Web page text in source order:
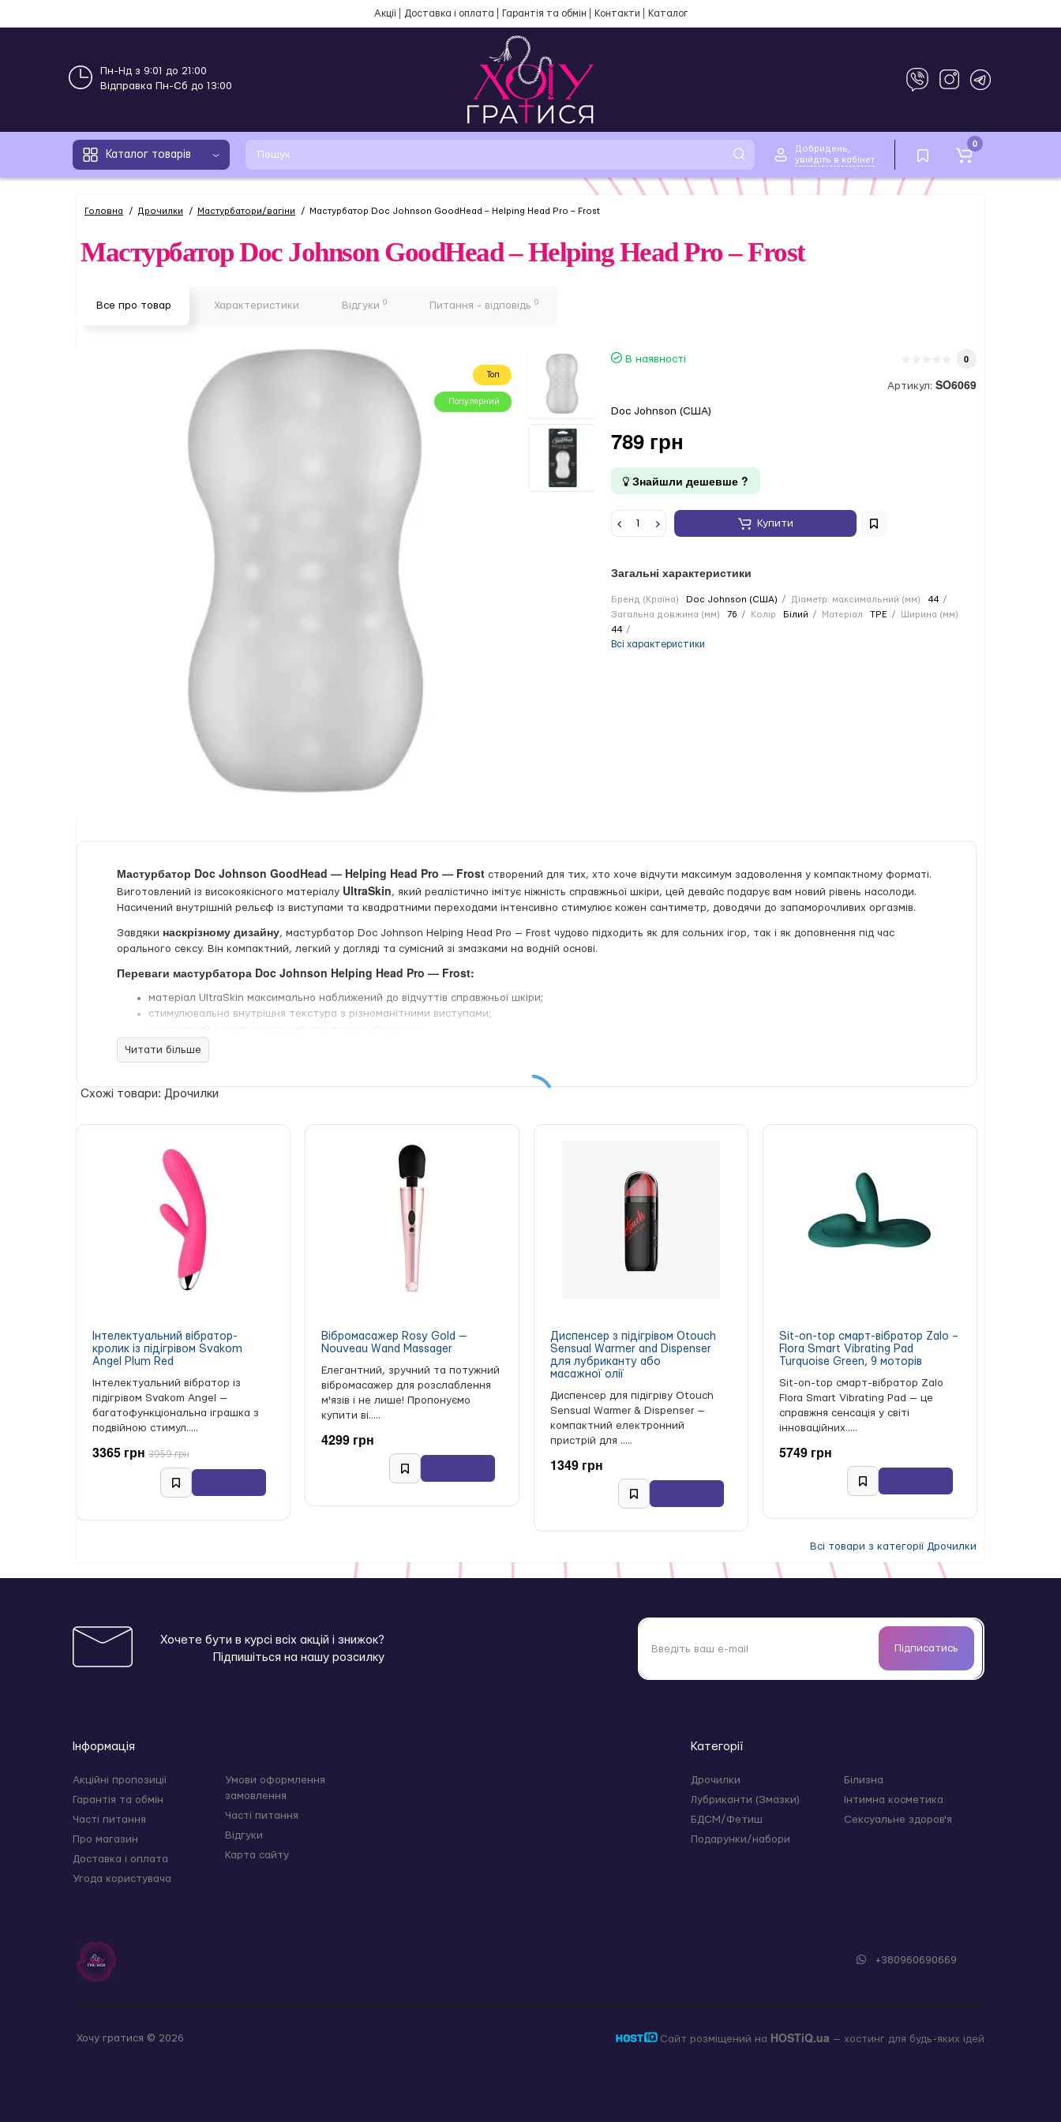
Акції Доставка і оплата Гарантія та обмін Контакти Каталог
Пн-Нд з 9:01 до 21:00
Відправка Пн-Сб до 13:00
Каталог товарів
Добридень,
увійдіть в кабінет
0
Головна Дрочилки Мастурбатори/вагіни Мастурбатор Doc Johnson GoodHead – Helping Head Pro – Frost
Мастурбатор Doc Johnson GoodHead – Helping Head Pro – Frost
Все про товар Характеристики Відгуки 0 Питання - відповідь 0
Топ
Популярний
В наявності 0
Артикул: SO6069
Doc Johnson (США)
789 грн
Знайшли дешевше ?
Купити
Загальні характеристики
Бренд (Країна) Doc Johnson (США) Діаметр: максимальний (мм)
44
Загальна довжина (мм)
76 Колір Білий Матеріал TPE
Ширина (мм)
44
Всі характеристики
Мастурбатор Doc Johnson GoodHead — Helping Head Pro — Frost створений для тих, хто хоче відчути максимум задоволення у компактному форматі.
Виготовлений із високоякісного матеріалу UltraSkin, який реалістично імітує ніжність справжньої шкіри, цей девайс подарує вам новий рівень насолоди.
Насичений внутрішній рельєф із виступами та квадратними переходами інтенсивно стимулює кожен сантиметр, доводячи до запаморочливих оргазмів.
Завдяки наскрізному дизайну, мастурбатор Doc Johnson Helping Head Pro — Frost чудово підходить як для сольних ігор, так і як доповнення під час
орального сексу. Він компактний, легкий у догляді та сумісний зі змазками на водній основі.
Переваги мастурбатора Doc Johnson Helping Head Pro — Frost:
матеріал UltraSkin максимально наближений до відчуттів справжньої шкіри;
стимулювальна внутрішня текстура з різноманітними виступами;
зручний для використання наодинці та у парних іграх;
наскрізний дизайн для легкого догляду.
Характеристики:
діаметр: 4,4 см.
Не відмовляйте собі в інтенсивній стимуляції та яскравих оргазмах — купіть мастурбатор Doc Johnson GoodHead Helping Head Pro — Frostу магазині
Хочу Гратися вже сьогодні.
Читати більше
Схожі товари: Дрочилки
Інтелектуальний вібратор-
кролик із підігрівом Svakom
Angel Plum Red
Інтелектуальний вібратор із
підігрівом Svakom Angel —
багатофункціональна іграшка з
подвійною стимул.....
3365 грн 3959 грн
Вібромасажер Rosy Gold —
Nouveau Wand Massager
Елегантний, зручний та потужний
вібромасажер для розслаблення
м'язів і не лише! Пропонуємо
купити ві.....
4299 грн
Диспенсер з підігрівом Otouch
Sensual Warmer and Dispenser
для лубриканту або
масажної олії
Диспенсер для підігріву Otouch
Sensual Warmer & Dispenser —
компактний електронний
пристрій для .....
1349 грн
Sit-on-top смарт-вібратор Zalo –
Flora Smart Vibrating Pad
Turquoise Green, 9 моторів
Sit-on-top смарт-вібратор Zalo
Flora Smart Vibrating Pad — це
справжня сенсація у світі
інноваційних.....
5749 грн
Всі товари з категорії Дрочилки
Хочете бути в курсі всіх акцій і знижок?
Підпишіться на нашу розсилку
Підписатись
Інформація
Акційні пропозиції
Гарантія та обмін
Часті питання
Про магазин
Доставка і оплата
Угода користувача
Умови оформлення
замовлення
Часті питання
Відгуки
Карта сайту
Категорії
Дрочилки
Лубриканти (Змазки)
БДСМ/Фетиш
Подарунки/набори
Білизна
Інтимна косметика
Сексуальне здоров'я
+380960690669
Хочу гратися © 2026 Сайт розміщений на HOSTiQ.ua — хостинг для будь-яких ідей